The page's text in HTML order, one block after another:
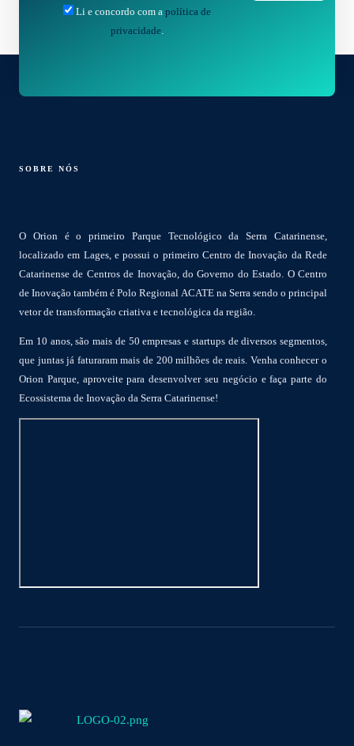
Li e concordo com a política de
privacidade
SOBRE NÓS
O Orion é o primeiro Parque Tecnológico da Serra Catarinense,
localizado em Lages, e possui o primeiro Centro de Inovação da Rede
Catarinense de Centros de Inovação, do Governo do Estado. O Centro
de Inovação também é Polo Regional ACATE na Serra sendo o principal
vetor de transformação criativa e tecnológica da região.
Em 10 anos, são mais de 50 empresas e startups de diversos segmentos,
que juntas já faturaram mais de 200 milhões de reais. Venha conhecer o
Orion Parque, aproveite para desenvolver seu negócio e faça parte do
Ecossistema de Inovação da Serra Catarinense!